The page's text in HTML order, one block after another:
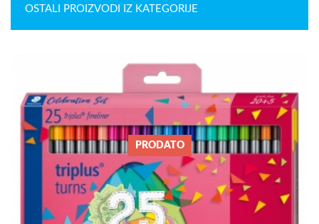
OSTALI PROIZVODI IZ KATEGORIJE
PRODATO